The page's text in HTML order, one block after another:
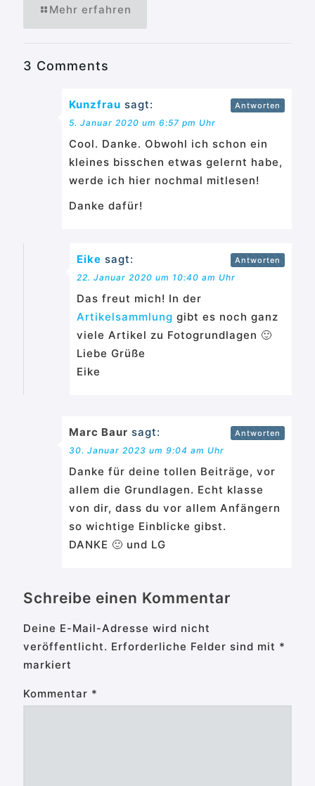
Mehr erfahren
3 Comments
Kunzfrau sagt:
5. Januar 2020 um 6:57 pm Uhr
Cool. Danke. Obwohl ich schon ein
kleines bisschen etwas gelernt habe,
werde ich hier nochmal mitlesen!
Danke dafür!
Antworten
Eike sagt:
22. Januar 2020 um 10:40 am Uhr
Das freut mich! In der
Artikelsammlung gibt es noch ganz
viele Artikel zu Fotogrundlagen 🙂
Liebe Grüße
Eike
Antworten
Marc Baur sagt:
30. Januar 2023 um 9:04 am Uhr
Danke für deine tollen Beiträge, vor
allem die Grundlagen. Echt klasse
von dir, dass du vor allem Anfängern
so wichtige Einblicke gibst.
DANKE 🙂 und LG
Antworten
Schreibe einen Kommentar
Deine E-Mail-Adresse wird nicht
veröffentlicht. Erforderliche Felder sind mit *
markiert
Kommentar *